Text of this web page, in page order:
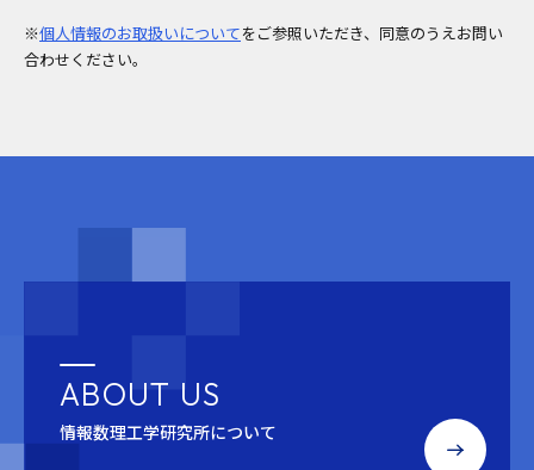
※個人情報のお取扱いについてをご参照いただき、同意のうえお問い
合わせください。
ABOUT US
情報数理工学研究所について